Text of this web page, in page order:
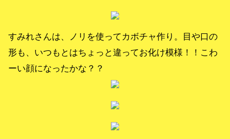
すみれさんは、ノリを使ってカボチャ作り。目や口の
形も、いつもとはちょっと違ってお化け模様！！こわ
ーい顔になったかな？？